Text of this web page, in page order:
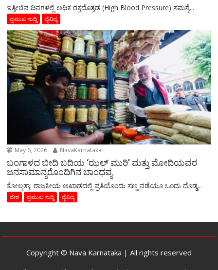
ಇತ್ತೀಚಿನ ದಿನಗಳಲ್ಲಿ ಅಧಿಕ ರಕ್ತದೊತ್ತಡ (High Blood Pressure) ಸಮಸ್ಯೆ...
ಪ್ರಮುಖ ಸುದ್ದಿ ವೈವಿದ್ಯ
May 6, 2026 NavaKarnataka
ಬಂಗಾಳದ ಬೀದಿ ಬದಿಯ ‘ಝಲ್ ಮುರಿ’ ಮತ್ತು ಮೋದಿಯವರ
ಜನಸಾಮಾನ್ಯರೊಂದಿಗಿನ ಬಾಂಧವ್ಯ
​ಕೋಲ್ಕತ್ತಾ: ರಾಜಕೀಯ ಅಖಾಡದಲ್ಲಿ ಪ್ರತಿಯೊಂದು ಸಣ್ಣ ನಡೆಯೂ ಒಂದು ದೊಡ್ಡ...
ದೇಶ ಪ್ರಮುಖ ಸುದ್ದಿ ವೈವಿದ್ಯ
Copyright © Nava Karnataka | All rights reserved